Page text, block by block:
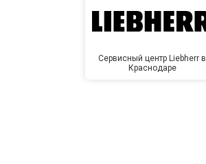
Сервисный центр Liebherr в
Краснодаре